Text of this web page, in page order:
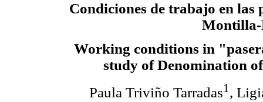
Condiciones de trabajo en las
Montilla-
Working conditions in
study of Denomination
Paula Triviño Tarradas1 ,